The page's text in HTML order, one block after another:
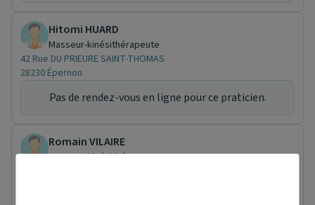
Hitomi HUARD
Masseur-kinésithérapeute
42 Rue DU PRIEURE SAINT-THOMAS
28230 Épernon
Pas de rendez-vous en ligne pour ce praticien.
Romain VILAIRE
Masseur-kinésithérapeute